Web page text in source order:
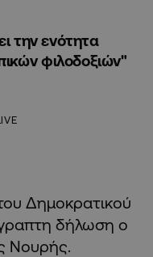
την ενότητα
φιλοδοξιών"
Δημοκρατικού
δήλωση ο
Νουρής.